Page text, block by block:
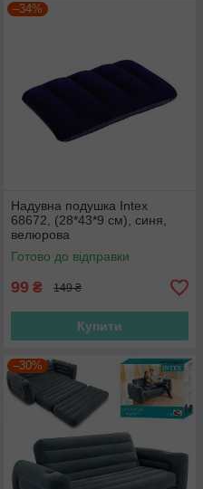
–34%
Надувна подушка Intex
68672, (28*43*9 см), синя,
велюрова
Готово до відправки
99 ₴ 149 ₴
Купити
–30%